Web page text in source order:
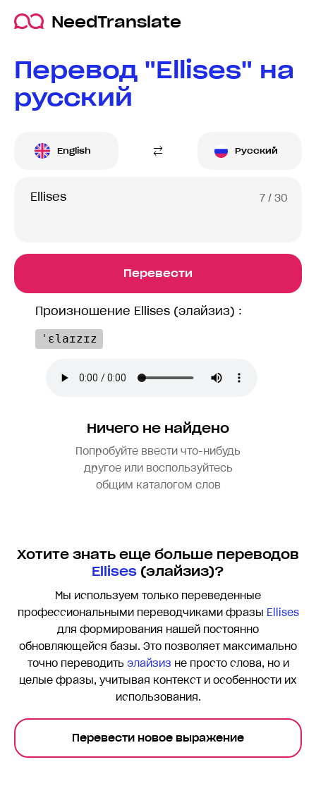
NeedTranslate
Перевод "Ellises" на
русский
English Русский
7 / 30
Перевести
Произношение Ellises (элайзиз) :
ˈɛlaɪzɪz
Ничего не найдено
Попробуйте ввести что-нибудь
другое или воспользуйтесь
общим каталогом слов
Хотите знать еще больше переводов
Ellises (элайзиз)?
Мы используем только переведенные
профессиональными переводчиками фразы Ellises
для формирования нашей постоянно
обновляющейся базы. Это позволяет максимально
точно переводить элайзиз не просто слова, но и
целые фразы, учитывая контекст и особенности их
использования.
Перевести новое выражение